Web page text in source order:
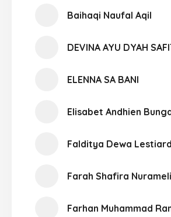
Baihaqi Naufal Aqil
DEVINA AYU DYAH
ELENNA SA BANI
Elisabet Andhien
Falditya Dewa
Farah Shafira
Farhan Muhammad